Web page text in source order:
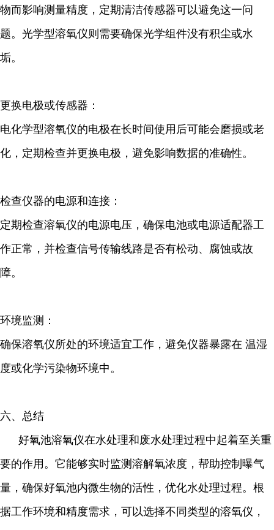
物而影响测量精度，定期清洁传感器可以避免这一问
题。光学型溶氧仪则需要确保光学组件没有积尘或水
垢。
更换电极或传感器：
电化学型溶氧仪的电极在长时间使用后可能会磨损或老
化，定期检查并更换电极，避免影响数据的准确性。
检查仪器的电源和连接：
定期检查溶氧仪的电源电压，确保电池或电源适配器工
作正常，并检查信号传输线路是否有松动、腐蚀或故
障。
环境监测：
确保溶氧仪所处的环境适宜工作，避免仪器暴露在 温湿
度或化学污染物环境中。
六、总结
好氧池溶氧仪在水处理和废水处理过程中起着至关重
要的作用。它能够实时监测溶解氧浓度，帮助控制曝气
量，确保好氧池内微生物的活性，优化水处理过程。根
据工作环境和精度需求，可以选择不同类型的溶氧仪，